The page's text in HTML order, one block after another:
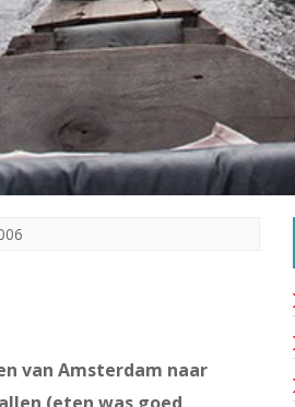
van Amsterdam naar